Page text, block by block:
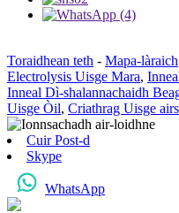
Toraidhean teth - Mapa-làraich
Electrolysis Uisge Mara,
Inneal Dì-shalannachaidh
Uisge Òil, Criathrag Uisge
Cuir Post-d
Skype
WhatsApp